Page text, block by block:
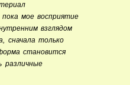
мое восприятие
взглядом
сначала только
становится
различные